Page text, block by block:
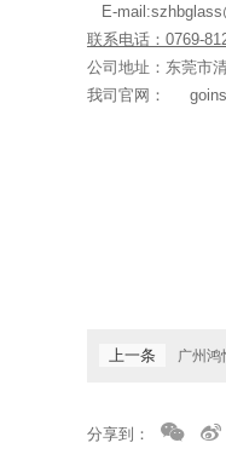
E-
联系电话： 0769-
公司地址：东莞市
我司官网：
上一条 广州鸿
分享到：